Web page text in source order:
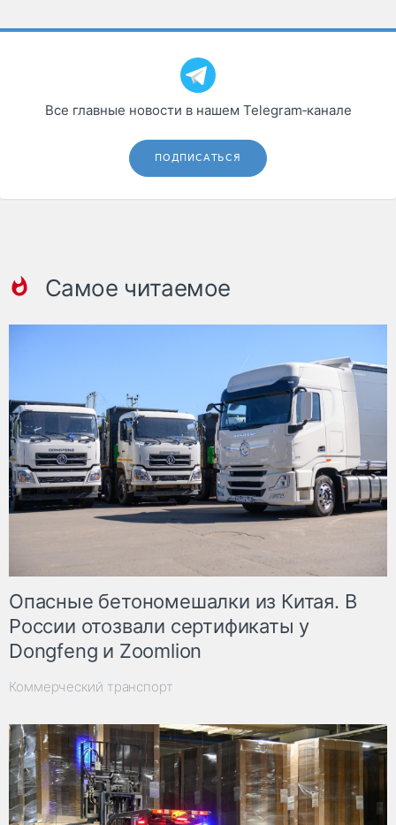
Все главные новости в нашем Telegram‑канале
ПОДПИСАТЬСЯ
Самое читаемое
Опасные бетономешалки из Китая. В
России отозвали сертификаты у
Dongfeng и Zoomlion
Коммерческий транспорт